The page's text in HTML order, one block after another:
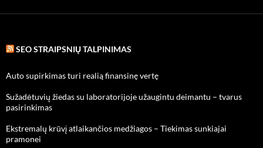
SEO STRAIPSNIŲ TALPINIMAS
Auto supirkimas turi realią finansinę vertę
Sužadėtuvių žiedas su laboratorijoje užaugintu deimantu – tvarus
pasirinkimas
Ekstremalų krūvį atlaikančios medžiagos – Tiekimas sunkiajai
pramonei